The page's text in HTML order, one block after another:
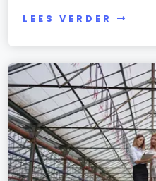
LEES VERDER